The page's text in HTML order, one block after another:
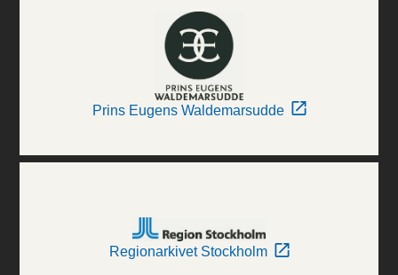
Prins Eugens Waldemarsudde
Regionarkivet Stockholm